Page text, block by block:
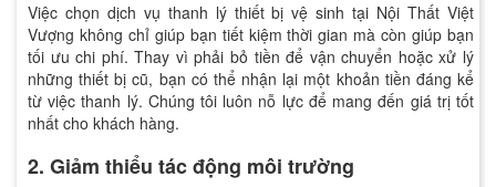
Việc chọn dịch vụ thanh lý thiết bị vệ sinh tại Nội Thất Việt
Vượng không chỉ giúp bạn tiết kiệm thời gian mà còn giúp bạn
tối ưu chi phí. Thay vì phải bỏ tiền để vận chuyển hoặc xử lý
những thiết bị cũ, bạn có thể nhận lại một khoản tiền đáng kể
từ việc thanh lý. Chúng tôi luôn nỗ lực để mang đến giá trị tốt
nhất cho khách hàng.
2. Giảm thiểu tác động môi trường